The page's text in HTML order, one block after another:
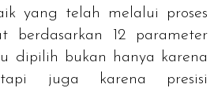
yang telah melalui proses
berdasarkan 12 parameter
dipilih bukan hanya karena
juga karena presisi